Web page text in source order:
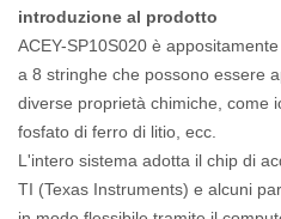
introduzione al prodotto
ACEY-SP10S020 è
a 8 stringhe che possono essere
diverse proprietà chimiche, come
fosfato di ferro di litio, ecc.
L'intero sistema adotta il chip di
TI (Texas Instruments) e alcuni